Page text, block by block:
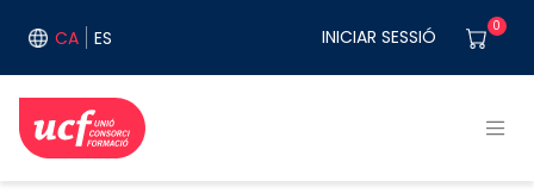
CA ES User
INICIAR SESSIÓ 0